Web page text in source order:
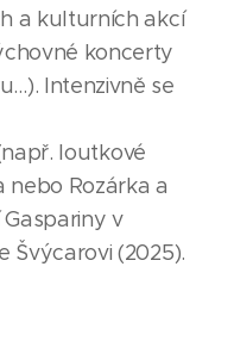
a kulturních akcí
koncerty
Intenzivně se
loutkové
Rozárka a
v
Švýcarovi (2025).